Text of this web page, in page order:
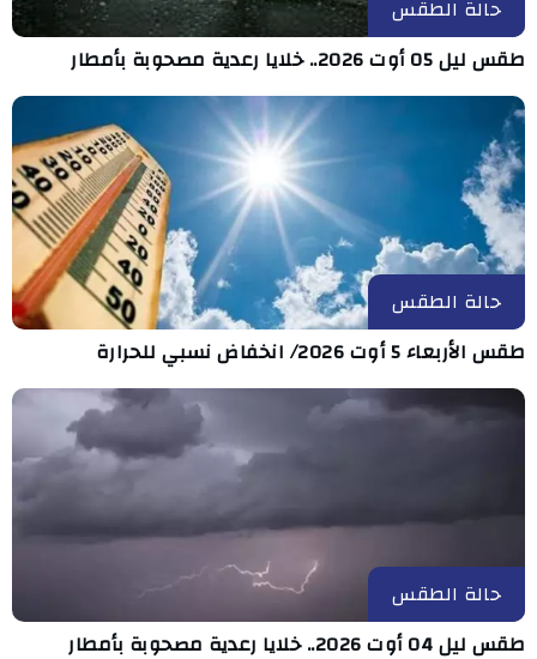
حالة الطقس
طقس ليل 05 أوت 2026.. خلايا رعدية مصحوبة بأمطار
حالة الطقس
طقس الأربعاء 5 أوت 2026/ انخفاض نسبي للحرارة
حالة الطقس
طقس ليل 04 أوت 2026.. خلايا رعدية مصحوبة بأمطار